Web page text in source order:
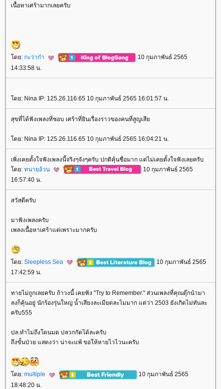
เนื้อหาเศร้ามากเลยครับ
ดย: กะว่าก๋า
10 กุมภาพันธ์ 2565
14:33:58 น.
ดย: Nina IP: 125.26.116.65 10 กุมภาพันธ์ 2565 16:01:57 น.
สุขที่ได้ฟังเพลงที่ชอบ เศร้าที่ยินเรื่องราวของคนที่สูญเสี
ดย: Nina IP: 125.26.116.65 10 กุมภาพันธ์ 2565 16:04:21 น.
เพิ่งเคยตั้งใจฟังเพลงนี้จริงๆจังๆครับ ปกติคุ้นชื่อมาก แต่ไม่เคยตั้งใจฟังเลยครับ
ดย: ทนายอ้วน
10 กุมภาพันธ์ 2565
16:57:40 น.
สวัสดีครับ
มาฟังเพลงครับ
เพลงเนื้อหาเศร้าแต่เพราะมากครับ
ดย: Sleepless Sea
10 กุมภาพันธ์ 2565
17:42:59 น.
ทายไม่ถูกเลยครับ ถ้าวงนี้ เคยฟัง "Try to Remember." ส่วนเพลงที่คุณตุ๊กนำมา
ลงก็คุ้นอยู่ นักร้องรุ่นใหญ่ น้ำเสียงละเมียดละไมมาก แต่ว่า 2503 ยังเกิดไม่ทันละ
ครับ555
ปล.ทำไมถึงโดนมด ปลวกกัดได้ละครับ
ถึงขั้นป่วย แสดงว่า น่าจะแพ้ ขอให้หายไวไวนะครับ
ดย: multiple
10 กุมภาพันธ์ 2565
18:48:20 น.